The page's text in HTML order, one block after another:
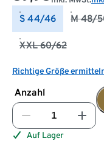
S 44/46 M 48/
XXL 60/62
Richtige Größe
Anzahl
Auf Lager